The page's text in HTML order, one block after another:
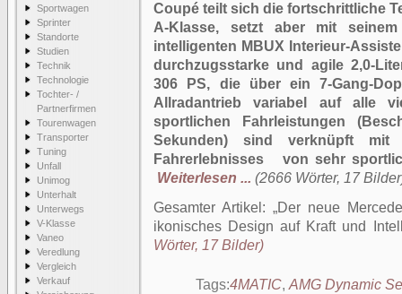
Sportwagen
Sprinter
Standorte
Studien
Technik
Technologie
Tochter- /
Partnerfirmen
Tourenwagen
Transporter
Tuning
Unfall
Unimog
Unterhalt
Unterwegs
V-Klasse
Vaneo
Veredlung
Vergleich
Verkauf
Coupé teilt sich die fortschrittliche
A-Klasse, setzt aber mit
intelligenten MBUX Interieur-
durchzugsstarke und agile 2,0-
306 PS, die über ein 7-Gang-
Allradantrieb variabel auf alle
sportlichen Fahrleistungen
Sekunden) sind verknüpft
Fahrerlebnisses von sehr
Weiterlesen ... (2666 Wörter, 17
Gesamter Artikel:
Der neue
ikonisches Design auf Kraft und
Wörter, 17 Bilder)
Tags:4MATIC, AMG Dynamic